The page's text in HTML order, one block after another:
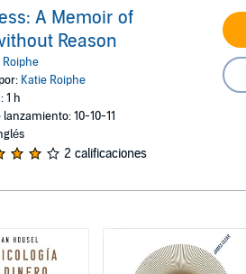
A Memoir of
Reason
Katie Roiphe
1 h
lanzamiento: 10-10-11
2 calificaciones